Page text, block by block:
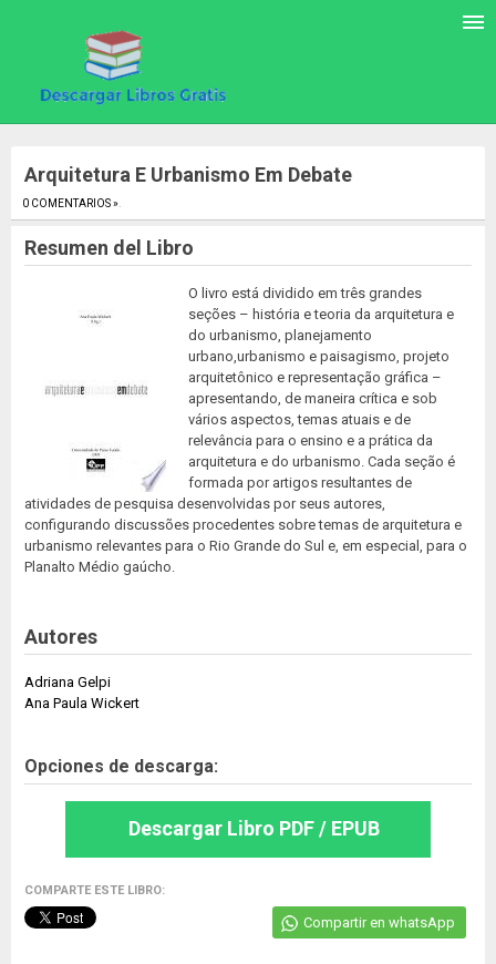
Arquitetura E Urbanismo Em Debate
0 COMENTARIOS ».
Resumen del Libro
O livro está dividido em três grandes
seções – história e teoria da arquitetura e
do urbanismo, planejamento
urbano,urbanismo e paisagismo, projeto
arquitetônico e representação gráfica –
apresentando, de maneira crítica e sob
vários aspectos, temas atuais e de
relevância para o ensino e a prática da
arquitetura e do urbanismo. Cada seção é
formada por artigos resultantes de
atividades de pesquisa desenvolvidas por seus autores,
configurando discussões procedentes sobre temas de arquitetura e
urbanismo relevantes para o Rio Grande do Sul e, em especial, para o
Planalto Médio gaúcho.
Autores
Adriana Gelpi
Ana Paula Wickert
Opciones de descarga:
Descargar Libro PDF / EPUB
COMPARTE ESTE LIBRO:
Compartir en whatsApp